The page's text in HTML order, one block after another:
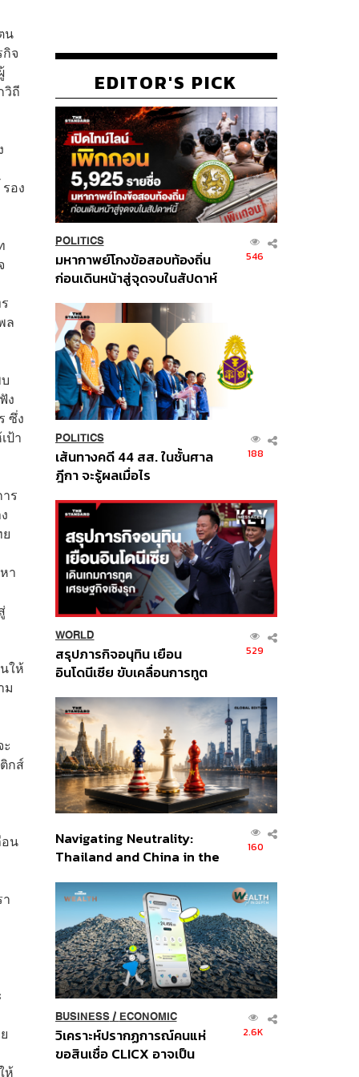
น
จ
วิถี
อง
ล
ง
ซึ่ง
ป้า
ร
า
ให้
ม
กส์
น
ห้
EDITOR'S PICK
POLITICS
มหากาพย์โกงข้อสอบท้องถิ่น
ก่อนเดินหน้าสู่จุดจบในสัปดาห์
546
POLITICS
เส้นทางคดี 44 สส. ในชั้นศาล
ฎีกา จะรู้ผลเมื่อไร
188
WORLD
สรุปภารกิจอนุทิน เยือน
อินโดนีเซีย ขับเคลื่อนการทูต
ส่วนยุทธศาสตร์ไทย –
อินโดนีเซีย
529
Navigating Neutrality:
Thailand and China in the
Order
160
BUSINESS/ ECONOMIC
วิเคราะห์ปรากฏการณ์คนแห่
ขอสินเชื่อ CLICX อาจเป็น
2.6K